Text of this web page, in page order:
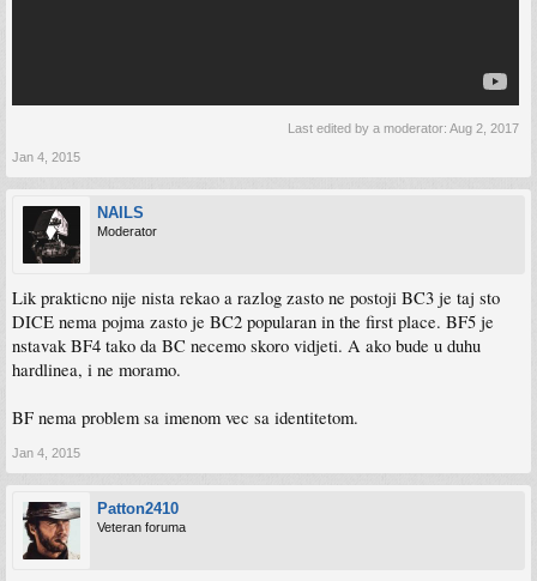
Last edited by a moderator: Aug 2, 2017
Jan 4, 2015
NAILS
Moderator
Lik prakticno nije nista rekao a razlog zasto ne postoji BC3 je taj sto
DICE nema pojma zasto je BC2 popularan in the first place. BF5 je
nstavak BF4 tako da BC necemo skoro vidjeti. A ako bude u duhu
hardlinea, i ne moramo.
BF nema problem sa imenom vec sa identitetom.
Jan 4, 2015
Patton2410
Veteran foruma